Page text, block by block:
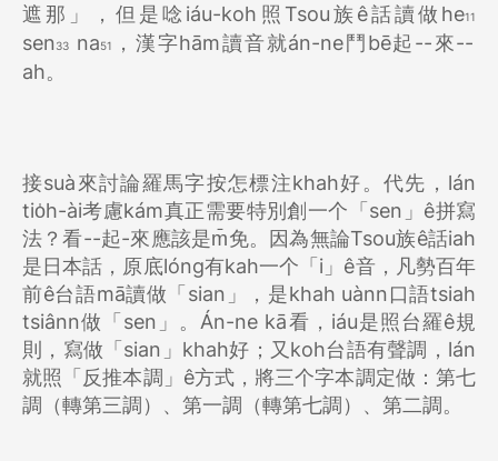
遮那」，但是唸iáu-koh照Tsou族ê話讀做he11
sen33 na51
，漢字hām讀音就án-ne鬥bē起--來--
ah。
接suà來討論羅馬字按怎標注khah好。代先，lán
tio̍h-ài考慮kám真正需要特別創一个「sen」ê拼寫
法？看--起-來應該是m̄免。因為無論Tsou族ê話iah
是日本話，原底lóng有kah一个「i」ê音，凡勢百年
前ê台語mā讀做「sian」，是khah uànn口語tsiah
tsiânn做「sen」。Án-ne kā看，iáu是照台羅ê規
則，寫做「sian」khah好；又koh台語有聲調，lán
就照「反推本調」ê方式，將三个字本調定做：第七
調（轉第三調）、第一調（轉第七調）、第二調。